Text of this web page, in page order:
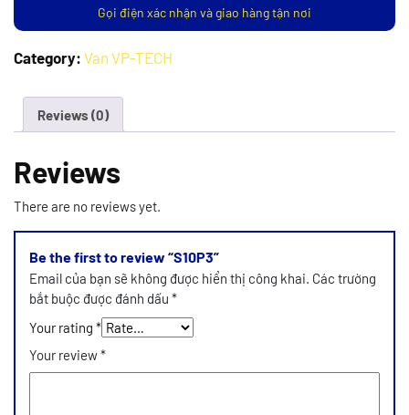
Gọi điện xác nhận và giao hàng tận nơi
Category: Van VP-TECH
Reviews (0)
Reviews
There are no reviews yet.
Be the first to review “S10P3”
Email của bạn sẽ không được hiển thị công khai. Các trường
bắt buộc được đánh dấu *
Your rating *
Your review*